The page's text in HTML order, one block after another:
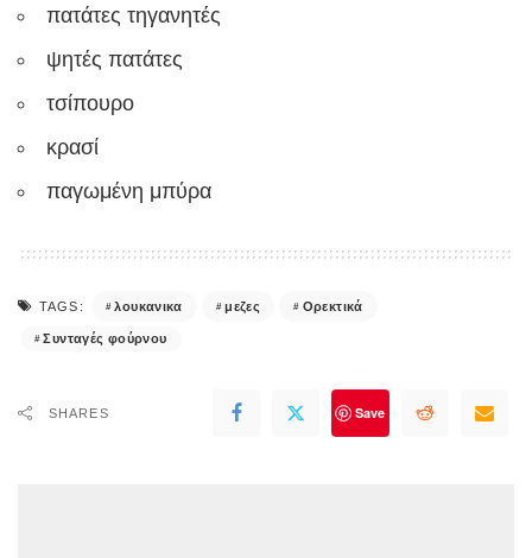
πατάτες τηγανητές
ψητές πατάτες
τσίπουρο
κρασί
παγωμένη μπύρα
TAGS: λουκανικα μεζες Ορεκτικά
Συνταγές φούρνου
SHARES Save